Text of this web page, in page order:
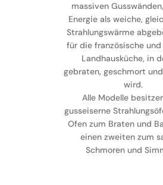
massiven
Energie als weiche,
Strahlungswärme
für die französische und
Landhausküche, in
gebraten, geschmort
wird.
Alle Modelle
gusseiserne
Ofen zum Braten und
einen zweiten zum
Schmoren und